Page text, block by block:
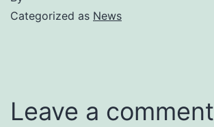
Categorized as News
Leave a comment